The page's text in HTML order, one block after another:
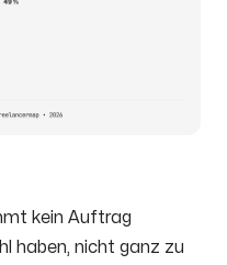
kein Auftrag
haben, nicht ganz zu